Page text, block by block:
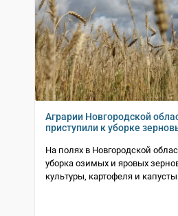
Аграрии Новгородской
приступили к уборке
На полях в Новгородской
уборка озимых и яровых
культуры, картофеля и капусты